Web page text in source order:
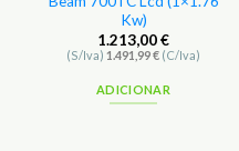
Kw)
1.213,00€
(S/Iva) 1.491,99€ (C/Iva)
ADICIONAR